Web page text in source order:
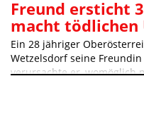
Freund ersticht
macht tödlichen
Ein 28 jähriger
Wetzelsdorf seine
verursachte er, womöglich